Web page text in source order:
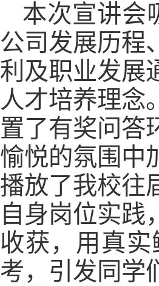
本次宣讲会
公司发展历程
利及职业发展
人才培养理念
置了有奖问答
愉悦的氛围中
播放了我校往
自身岗位实践
收获，用真
考，引发同学